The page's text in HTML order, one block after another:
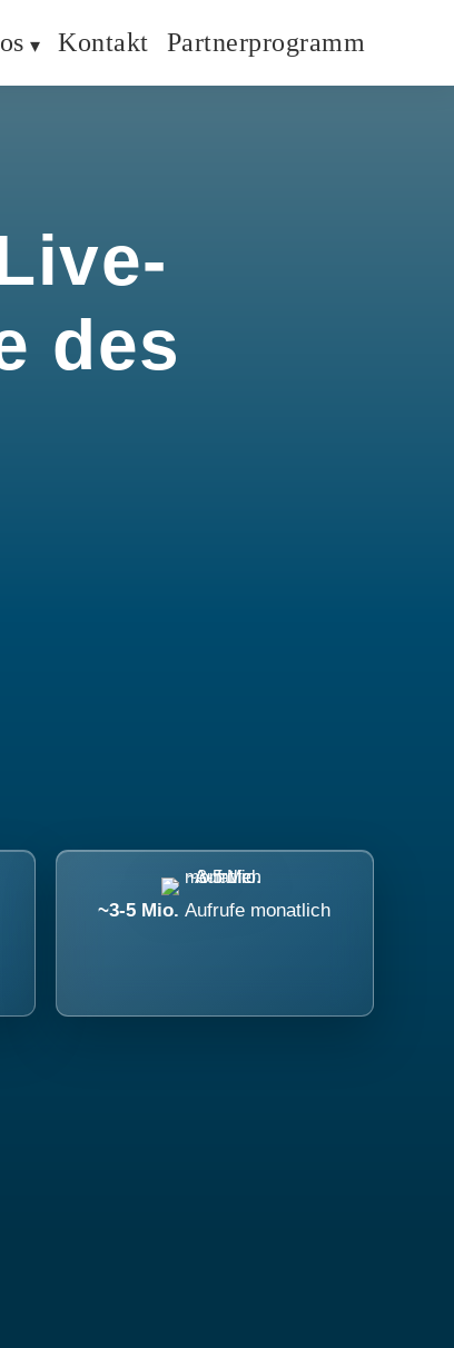
Kontakt Partnerprogramm
des
~3-5 Mio.Aufrufe monatlich